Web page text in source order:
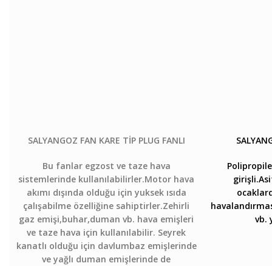
SALYANGOZ FAN KARE TİP PLUG FANLI
Bu fanlar egzost ve taze hava
sistemlerinde kullanılabilirler.Motor hava
akımı dışında olduğu için yuksek ısıda
çalışabilme özelliğine sahiptirler.Zehirli
gaz emişi,buhar,duman vb. hava emişleri
ve taze hava için kullanılabilir. Seyrek
kanatlı olduğu için davlumbaz emişlerinde
ve yağlı duman emişlerinde de
vb.